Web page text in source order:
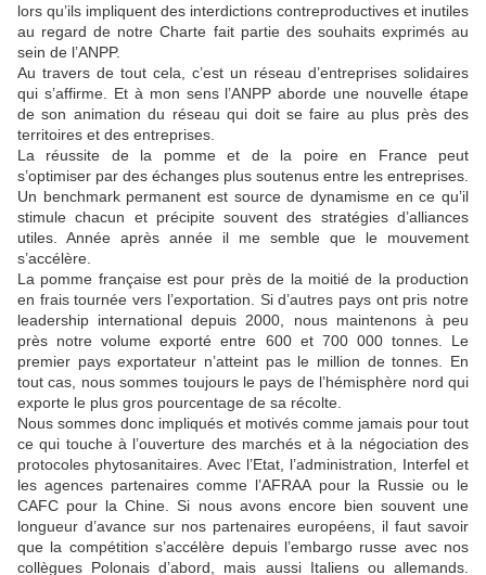
lors qu’ils impliquent des interdictions contreproductives et inutiles
au regard de notre Charte fait partie des souhaits exprimés au
sein de l’ANPP.
Au travers de tout cela, c’est un réseau d’entreprises solidaires
qui s’affirme. Et à mon sens l’ANPP aborde une nouvelle étape
de son animation du réseau qui doit se faire au plus près des
territoires et des entreprises.
La réussite de la pomme et de la poire en France peut
s’optimiser par des échanges plus soutenus entre les entreprises.
Un benchmark permanent est source de dynamisme en ce qu’il
stimule chacun et précipite souvent des stratégies d’alliances
utiles. Année après année il me semble que le mouvement
s’accélère.
La pomme française est pour près de la moitié de la production
en frais tournée vers l’exportation. Si d’autres pays ont pris notre
leadership international depuis 2000, nous maintenons à peu
près notre volume exporté entre 600 et 700 000 tonnes. Le
premier pays exportateur n’atteint pas le million de tonnes. En
tout cas, nous sommes toujours le pays de l’hémisphère nord qui
exporte le plus gros pourcentage de sa récolte.
Nous sommes donc impliqués et motivés comme jamais pour tout
ce qui touche à l’ouverture des marchés et à la négociation des
protocoles phytosanitaires. Avec l’Etat, l’administration, Interfel et
les agences partenaires comme l’AFRAA pour la Russie ou le
CAFC pour la Chine. Si nous avons encore bien souvent une
longueur d’avance sur nos partenaires européens, il faut savoir
que la compétition s’accélère depuis l’embargo russe avec nos
collègues Polonais d’abord, mais aussi Italiens ou allemands.